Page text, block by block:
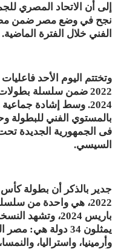
إلى أن الاتحاد المصري
نجح في وضع مصر ضمن
الفني خلال الفترة الماضية.
وتختتم اليوم الأحد
2022 ضمن سلسلة
2024. وسط إشادة
بالمستوي الفني للبطولة
فى الجمهورية الجديدة
السيسي.
جدير بالذكر أن بطولة كأس
2022، هي واحدة من
يمثلون 34 دولة هي:
وأرمينيا، واستراليا،